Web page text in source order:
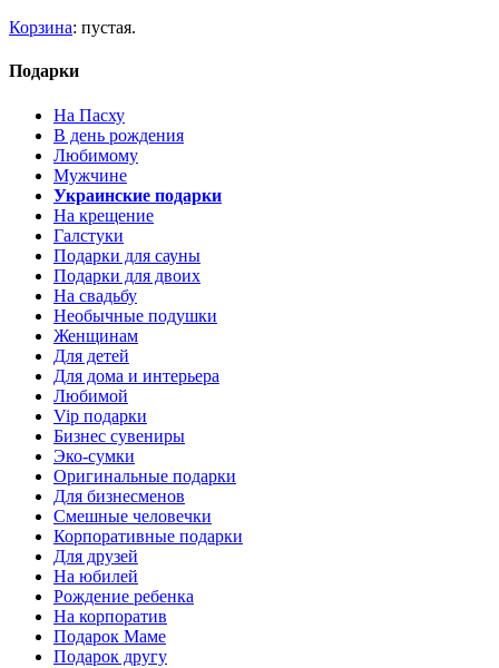
Корзина: пустая.
Подарки
На Пасху
В день рождения
Любимому
Мужчине
Украинские подарки
На крещение
Галстуки
Подарки для сауны
Подарки для двоих
На свадьбу
Необычные подушки
Женщинам
Для детей
Для дома и интерьера
Любимой
Vip подарки
Бизнес сувениры
Эко-сумки
Оригинальные подарки
Для бизнесменов
Смешные человечки
Корпоративные подарки
Для друзей
На юбилей
Рождение ребенка
На корпоратив
Подарок Маме
Подарок другу